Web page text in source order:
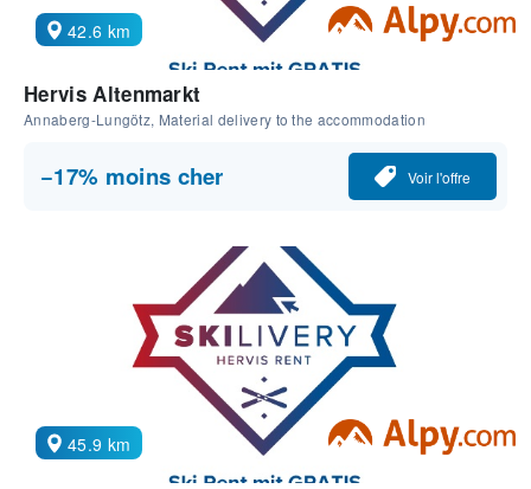
42.6 km
Hervis Altenmarkt
Annaberg-Lungötz, Material delivery to the accommodation
−17% moins cher Voir l'offre
45.9 km